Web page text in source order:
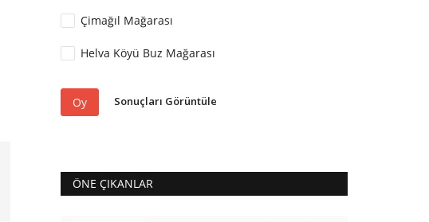
Çimağıl Mağarası
Helva Köyü Buz Mağarası
Oy Sonuçları Görüntüle
ÖNE ÇIKANLAR